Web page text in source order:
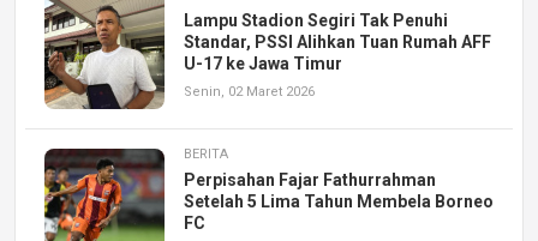
Lampu Stadion Segiri Tak Penuhi
Standar, PSSI Alihkan Tuan Rumah AFF
U-17 ke Jawa Timur
Senin, 02 Maret 2026
BERITA
Perpisahan Fajar Fathurrahman
Setelah 5 Lima Tahun Membela Borneo
FC